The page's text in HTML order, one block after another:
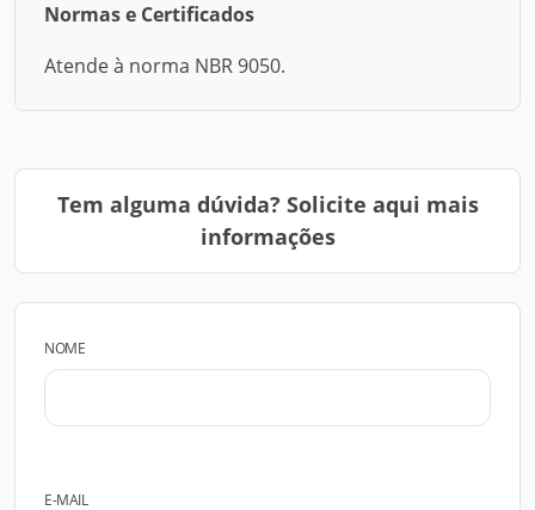
Normas e Certificados
Atende à norma NBR 9050.
Tem alguma dúvida? Solicite aqui mais
informações
NOME
E-MAIL